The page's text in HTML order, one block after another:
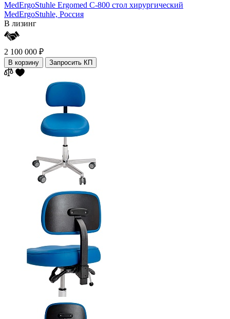
MedErgoStuhle Ergomed C-800 стол хирургический
MedErgoStuhle, Россия
В лизинг
2 100 000 ₽
В корзину Запросить КП